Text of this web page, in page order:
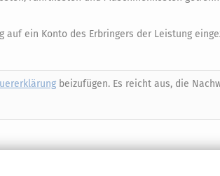
auf ein Konto des Erbringers der Leistung
beizufügen. Es reicht aus, die